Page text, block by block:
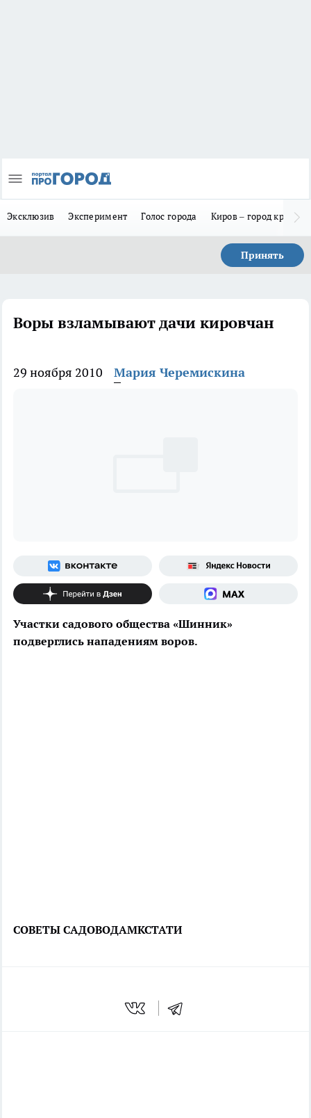
Эксклюзив Эксперимент Голос города Киров – город
Принять
Воры взламывают дачи кировчан
29 ноября 2010 Мария Черемискина
Участки садового общества «Шинник»
подверглись нападениям воров.
СОВЕТЫ САДОВОДАМКСТАТИ